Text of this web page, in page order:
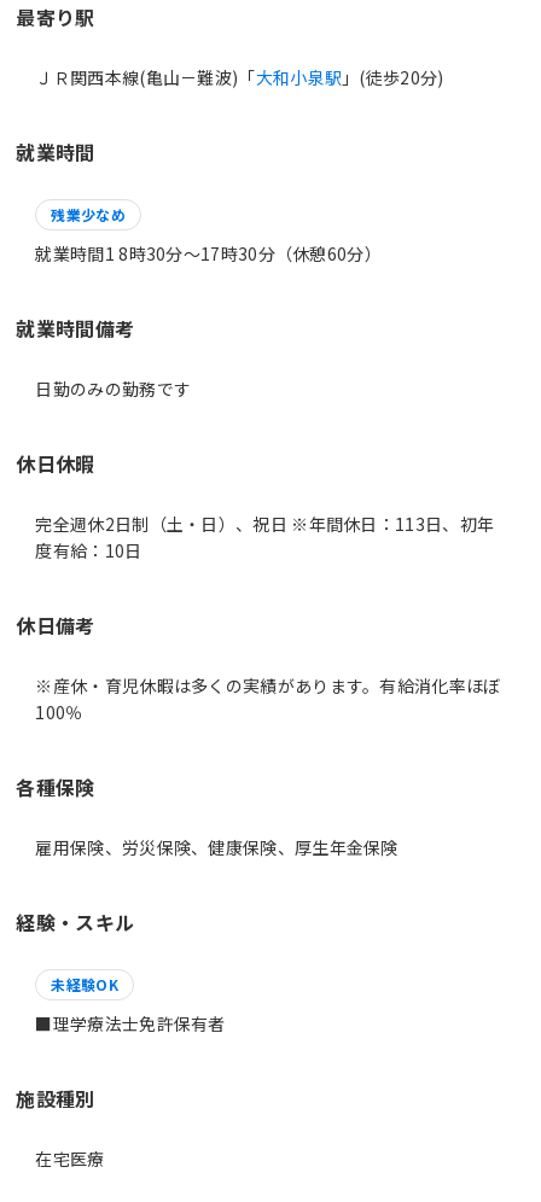
最寄り駅
ＪＲ関西本線(亀山－難波)「大和小泉駅 」(徒歩20分)
就業時間
残業少なめ
就業時間1 8時30分〜17時30分（休憩60分）
就業時間備考
日勤のみの勤務です
休日休暇
完全週休2日制（土・日）、祝日 ※年間休日：113日、初年
度有給：10日
休日備考
※産休・育児休暇は多くの実績があります。有給消化率ほぼ
100％
各種保険
雇用保険、労災保険、健康保険、厚生年金保険
経験・スキル
未経験OK
施設種別
在宅医療